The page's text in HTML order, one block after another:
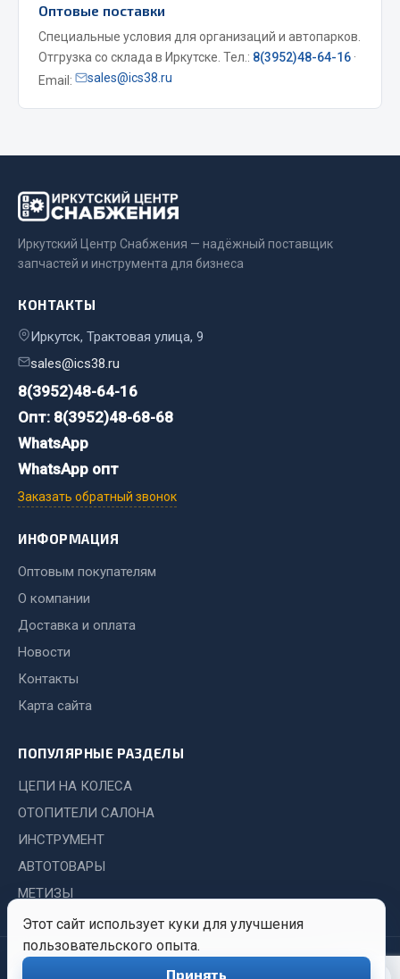
Двигатель
Электрооборудование
Показать ещё
Двигатель
Мост задний
Система питания
Система охлаждения
Сцепление
Тормозная система
Показать ещё
Весь раздел
Запчасти ЯМЗ
Двигатель
Система выпуска газа
Система охлаждения
Коробка передач
Рулевое управление
Тормозная система
Весь раздел
Запчасти HOWO
Подвеска
Система питания
Система выпуска газа
Оптовые поставки
Специальные условия для организаций и автопарков.
Отгрузка со склада в Иркутске. Тел.: 8(3952)48-64-16 ·
Email:
sales@ics38.ru
Этот сайт использует куки для улучшения
пользовательского опыта.
Принять
Иркутский Центр Снабжения — надёжный поставщик
запчастей и инструмента для бизнеса
КОНТАКТЫ
Иркутск, Трактовая улица, 9
sales@ics38.ru
8(3952)48-64-16
Опт: 8(3952)48-68-68
WhatsApp
WhatsApp опт
Заказать обратный звонок
ИНФОРМАЦИЯ
Оптовым покупателям
О компании
Доставка и оплата
Новости
Контакты
Карта сайта
ПОПУЛЯРНЫЕ РАЗДЕЛЫ
ЦЕПИ НА КОЛЕСА
ОТОПИТЕЛИ САЛОНА
ИНСТРУМЕНТ
АВТОТОВАРЫ
МЕТИЗЫ
© 2026 Иркутский Центр Политика
Обработка